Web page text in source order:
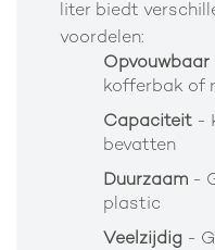
liter biedt
voordelen:
Opvouwbaar
kofferbak of
Capaciteit -
bevatten
Duurzaam -
plastic
Veelzijdig -